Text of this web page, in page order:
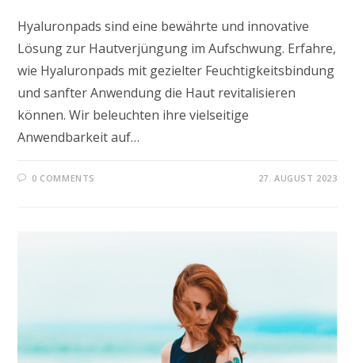
Hyaluronpads sind eine bewährte und innovative
Lösung zur Hautverjüngung im Aufschwung. Erfahre,
wie Hyaluronpads mit gezielter Feuchtigkeitsbindung
und sanfter Anwendung die Haut revitalisieren
können. Wir beleuchten ihre vielseitige
Anwendbarkeit auf…
0 COMMENTS 27. AUGUST 2023